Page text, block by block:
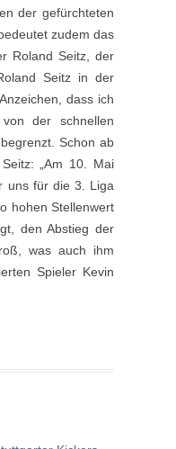
der gefürchteten
zudem das
Roland Seitz, der
Seitz in der
dass ich
der schnellen
Schon ab
„Am 10. Mai
uns für die 3. Liga
hohen Stellenwert
den Abstieg der
was auch ihm
Spieler Kevin